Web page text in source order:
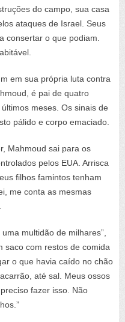
do campo, sua casa
ataques de Israel. Seus
consertar o que podiam.
em sua própria luta contra
é pai de quatro
meses. Os sinais de
pálido e corpo emaciado.
Mahmoud sai para os
pelos EUA. Arrisca
filhos famintos tenham
me conta as mesmas
multidão de milhares”,
saco com restos de comida
o que havia caído no chão
até sal. Meus ossos
fazer isso. Não